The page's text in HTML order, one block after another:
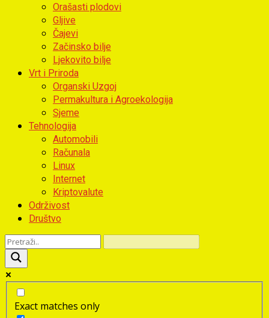
Orašasti plodovi
Gljive
Čajevi
Začinsko bilje
Ljekovito bilje
Vrt i Priroda
Organski Uzgoj
Permakultura i Agroekologija
Sjeme
Tehnologija
Automobili
Računala
Linux
Internet
Kriptovalute
Održivost
Društvo
Exact matches only